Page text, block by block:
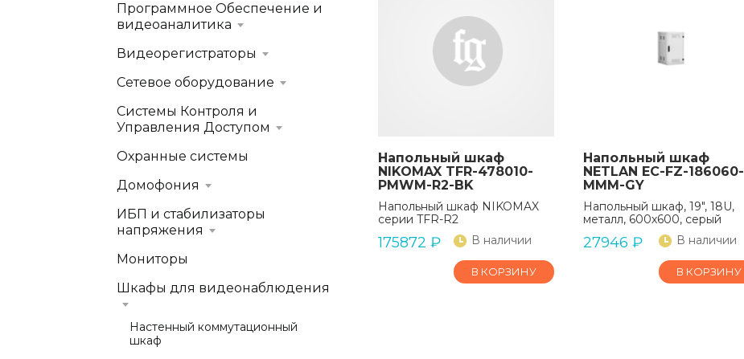
Напольный шкаф
NIKOMAX TFR-478010-
PMWM-R2-BK
Напольный шкаф NIKOMAX
серии TFR-R2
175872 ₽ В наличии
В КОРЗИНУ
Напольный шкаф
NETLAN EC-FZ-186060-
MMM-GY
Напольный шкаф, 19", 18U,
металл, 600х600, серый
27946 ₽ В наличии
В КОРЗИНУ
Программное Обеспечение и
видеоаналитика
Видеорегистраторы
Сетевое оборудование
Системы Контроля и
Управления Доступом
Охранные системы
Домофония
ИБП и стабилизаторы
напряжения
Мониторы
Шкафы для видеонаблюдения
Настенный коммутационный
шкаф